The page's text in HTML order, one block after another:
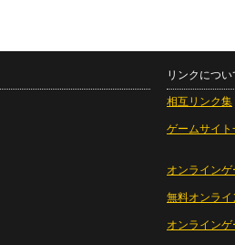
リンクについ
相互リンク集
ゲームサイト
オンラインゲ
無料オンライ
オンライン